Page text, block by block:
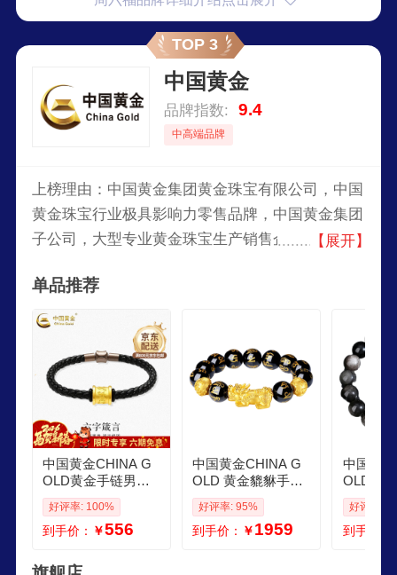
TOP 3
中国黄金
品牌指数: 9.4
中高端品牌
上榜理由：中国黄金集团黄金珠宝有限公司，中国
黄金珠宝行业极具影响力零售品牌，中国黄金集团
子公司，大型专业黄金珠宝生产销售企业，国内黄
【展开】
单品推荐
中国黄金CHINA G
OLD黄金手链男女
款足金六字真言情
侣手链皮手绳生日
礼物送男友女友 六
贺卡 金重约03g
好评率: 100%
到手价： ￥556
中国黄金CHINA G
OLD 黄金貔貅手链
男女款足金六字真
言转运珠手串生日
礼物送男友老公 送
好评率: 95%
到手价： ￥1959
中国黄
OLD足
款六字
曜石手
节生日
好评率:
到手价：